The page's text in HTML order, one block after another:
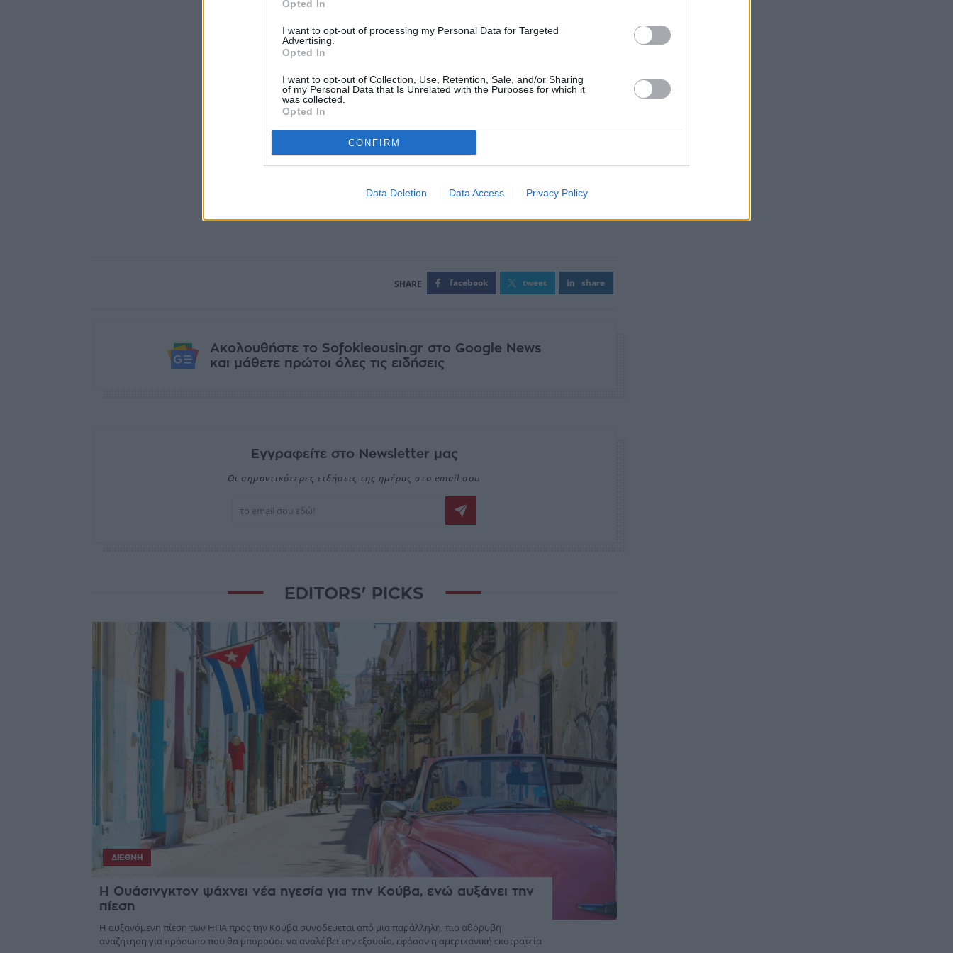
Opted In
I want to opt-out of processing my Personal Data for Targeted
Advertising.
Opted In
I want to opt-out of Collection, Use, Retention, Sale, and/or Sharing
of my Personal Data that Is Unrelated with the Purposes for which it
was collected.
Opted In
CONFIRM
Data Deletion Data Access Privacy Policy
facebook tweet share
Ακολουθήστε το Sofokleousin.gr στο Google News
και μάθετε πρώτοι όλες τις ειδήσεις
Εγγραφείτε στο Newsletter μας
Οι σημαντικότερες ειδήσεις της ημέρας στο email σου
EDITORS' PICKS
ΔΙΕΘΝΉ
Η Ουάσινγκτον ψάχνει νέα ηγεσία για την Κούβα, ενώ αυξάνει την
πίεση
Η αυξανόμενη πίεση των ΗΠΑ προς την Κούβα συνοδεύεται από μια παράλληλη, πιο αθόρυβη
αναζήτηση για πρόσωπο που θα μπορούσε να αναλάβει την εξουσία, εφόσον η αμερικανική εκστρατεία